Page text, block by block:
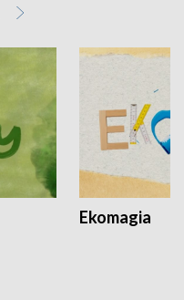
Ekomagia